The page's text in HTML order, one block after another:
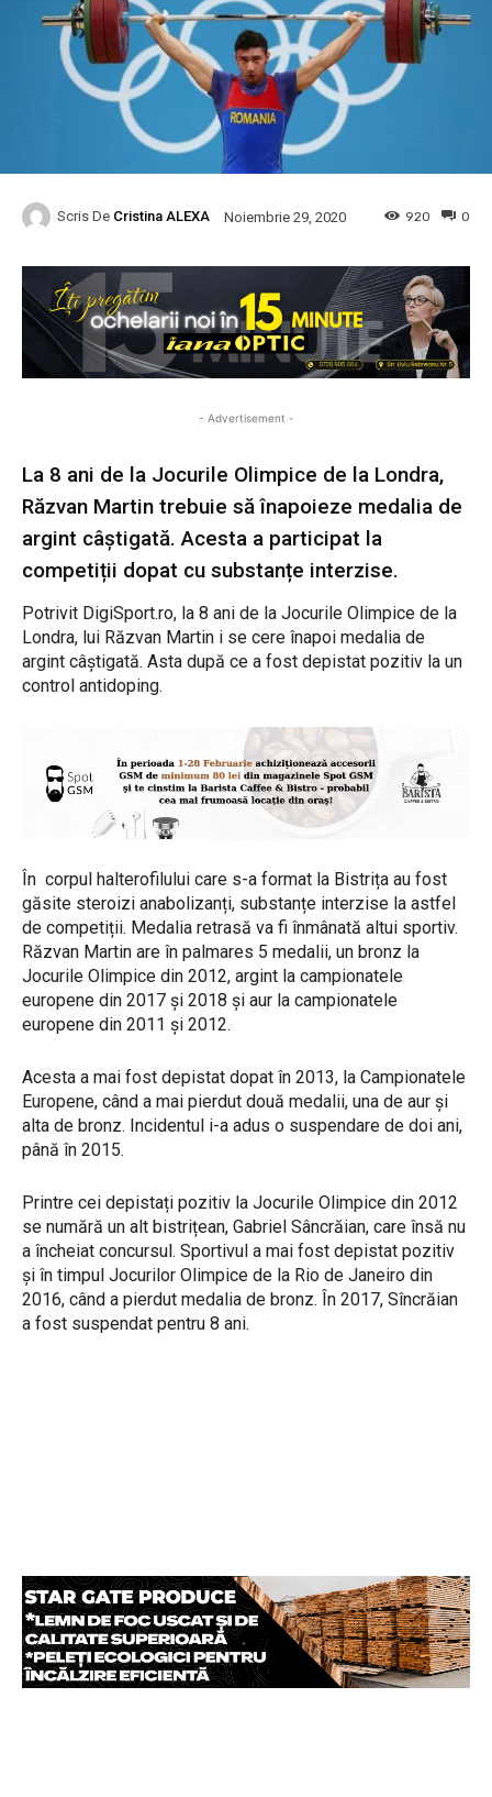
Scris De Cristina ALEXA Noiembrie 29, 2020 0
920
- Advertisement -
La 8 ani de la Jocurile Olimpice de la Londra,
Răzvan Martin trebuie să înapoieze medalia de
argint câștigată. Acesta a participat la
competiții dopat cu substanțe interzise.
Potrivit DigiSport.ro, la 8 ani de la Jocurile Olimpice de la
Londra, lui Răzvan Martin i se cere înapoi medalia de
argint câștigată. Asta după ce a fost depistat pozitiv la un
control antidoping.
În corpul halterofilului care s-a format la Bistrița au fost
găsite steroizi anabolizanți, substanțe interzise la astfel
de competiții. Medalia retrasă va fi înmânată altui sportiv.
Răzvan Martin are în palmares 5 medalii, un bronz la
Jocurile Olimpice din 2012, argint la campionatele
europene din 2017 și 2018 și aur la campionatele
europene din 2011 și 2012.
Acesta a mai fost depistat dopat în 2013, la Campionatele
Europene, când a mai pierdut două medalii, una de aur și
alta de bronz. Incidentul i-a adus o suspendare de doi ani,
până în 2015.
Printre cei depistați pozitiv la Jocurile Olimpice din 2012
se numără un alt bistrițean, Gabriel Sâncrăian, care însă nu
a încheiat concursul. Sportivul a mai fost depistat pozitiv
și în timpul Jocurilor Olimpice de la Rio de Janeiro din
2016, când a pierdut medalia de bronz. În 2017, Sîncrăian
a fost suspendat pentru 8 ani.